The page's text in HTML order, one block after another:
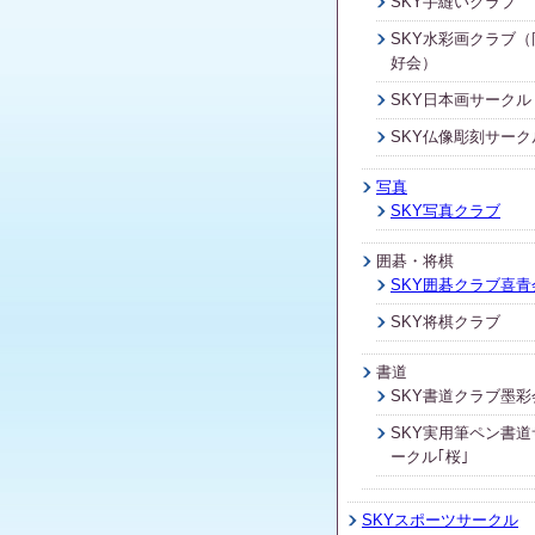
SKY水彩画クラブ（
好会）
SKY日本画サークル
SKY仏像彫刻サーク
写真
SKY写真クラブ
囲碁・将棋
SKY囲碁クラブ喜青
SKY将棋クラブ
書道
SKY書道クラブ墨彩
SKY実用筆ペン書道
ークル｢桜｣
SKYスポーツサークル